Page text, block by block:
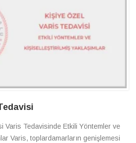
Varis Tedavisinde Etkili Yöntemler ve
Varis, toplardamarların genişlemesi